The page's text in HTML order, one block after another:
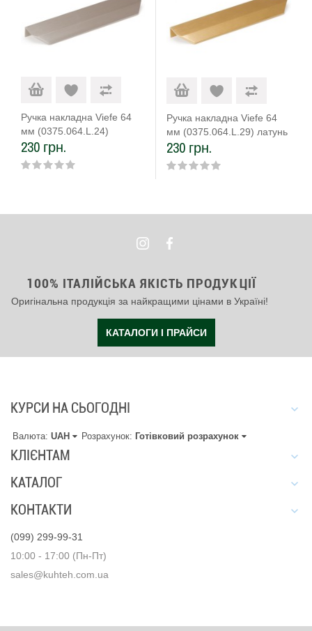
Ручка накладна Viefe 64
мм (0375.064.L.24)
нержавіюча сталь
230 грн.
Ручка накладна Viefe 64
мм (0375.064.L.29) латунь
темна матова
230 грн.
100% ІТАЛІЙСЬКА ЯКІСТЬ ПРОДУКЦІЇ
Оригінальна продукція за найкращими цінами в Україні!
КАТАЛОГИ І ПРАЙСИ
КУРСИ НА СЬОГОДНІ
Валюта: UAH Розрахунок: Готівковий розрахунок
КЛІЄНТАМ
КАТАЛОГ
КОНТАКТИ
(099) 299-99-31
10:00 - 17:00 (Пн-Пт)
sales@kuhteh.com.ua